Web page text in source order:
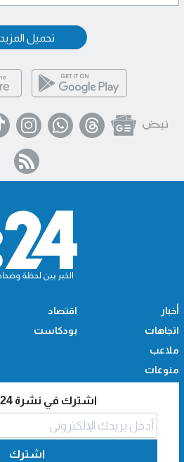
تحميل المزيد
أخبار
اتجاهات
ملاعب
منوعات
اقتصاد
بودكاست
اشترك في نشرة 24 الإخبارية
اشترك